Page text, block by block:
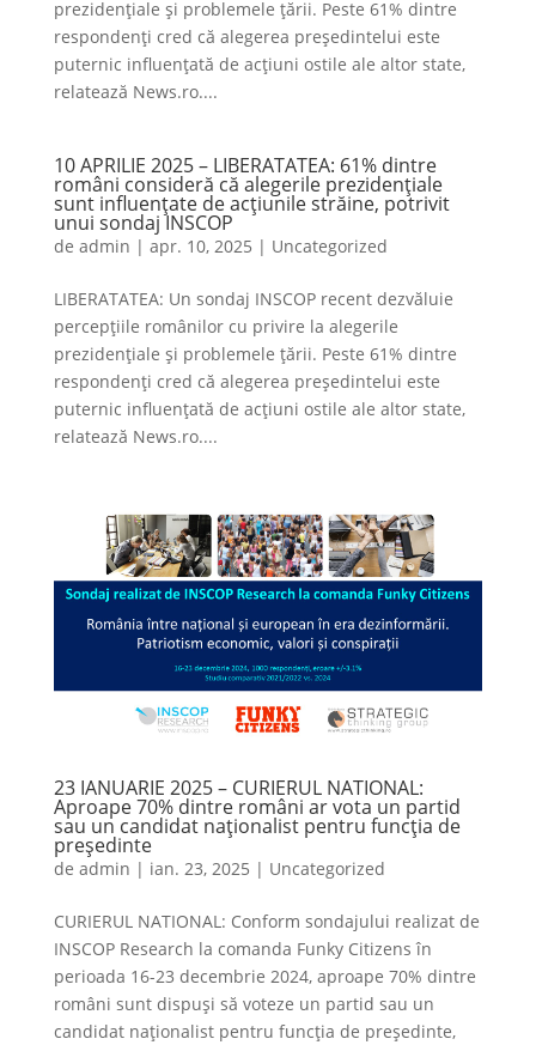
prezidențiale și problemele țării. Peste 61% dintre
respondenți cred că alegerea președintelui este
puternic influențată de acțiuni ostile ale altor state,
relatează News.ro....
10 APRILIE 2025 – LIBERATATEA: 61% dintre
români consideră că alegerile prezidențiale
sunt influențate de acțiunile străine, potrivit
unui sondaj INSCOP
de admin | apr. 10, 2025 | Uncategorized
LIBERATATEA: Un sondaj INSCOP recent dezvăluie
percepțiile românilor cu privire la alegerile
prezidențiale și problemele țării. Peste 61% dintre
respondenți cred că alegerea președintelui este
puternic influențată de acțiuni ostile ale altor state,
relatează News.ro....
23 IANUARIE 2025 – CURIERUL NATIONAL:
Aproape 70% dintre români ar vota un partid
sau un candidat naționalist pentru funcția de
președinte
de admin | ian. 23, 2025 | Uncategorized
CURIERUL NATIONAL: Conform sondajului realizat de
INSCOP Research la comanda Funky Citizens în
perioada 16-23 decembrie 2024, aproape 70% dintre
români sunt dispuși să voteze un partid sau un
candidat naționalist pentru funcția de președinte,